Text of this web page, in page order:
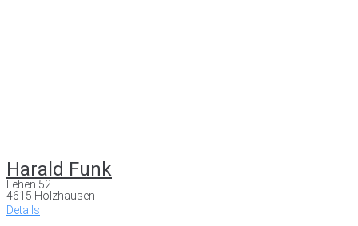
Harald Funk
Lehen 52
4615 Holzhausen
Details